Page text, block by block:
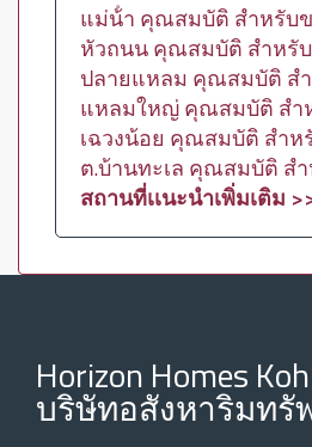
แม่น้ํา คุณสมบัติ สำหรับ
หัวถนน คุณสมบัติ สำหรั
ปลายแหลม คุณสมบัติ ส
แหลมใหญ่ คุณสมบัติ สำ
เฉวงน้อย คุณสมบัติ สำห
ต.บ้านทะเล คุณสมบัติ ส
สถานที่เเนะนำเพิ่มเติม
Horizon Homes
บริษัทอสังหาริมทรั